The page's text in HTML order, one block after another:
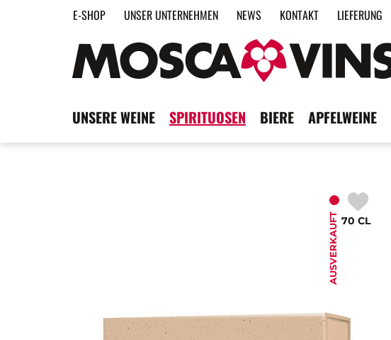
E-SHOP UNSER UNTERNEHMEN NEWS KONTAKT LIEFERUNG
UNSERE WEINE SPIRITUOSEN BIERE APFELWEINE
70 CL
AUSVERKAUFT